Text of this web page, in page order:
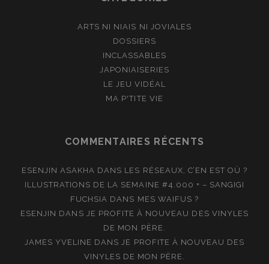
ARTS NI NIAIS NI JOVIALES
DOSSIERS
INCLASSABLES
JAPONIAISERIES
LE JEU VIDÉAL
MA P'TITE VIE
COMMENTAIRES RÉCENTS
ESENJIN ASAKHA DANS LES RÉSEAUX, C’EN EST OÙ ?
ILLUSTRATIONS DE LA SEMAINE #4.000 + – SANGIGI
FUCHSIA DANS MES WAIFUS ?
ESENJIN DANS JE PROFITE À NOUVEAU DES VINYLES
DE MON PÈRE.
JAMES YVELINE DANSJE PROFITE À NOUVEAU DES
VINYLES DE MON PÈRE.